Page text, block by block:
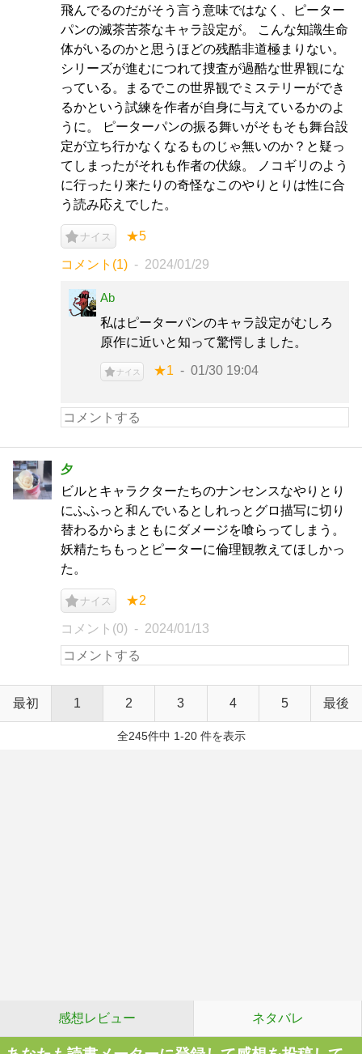
飛んでるのだがそう言う意味ではなく、ピーター
パンの滅茶苦茶なキャラ設定が。 こんな知識生命
体がいるのかと思うほどの残酷非道極まりない。
シリーズが進むにつれて捜査が過酷な世界観にな
っている。まるでこの世界観でミステリーができ
るかという試練を作者が自身に与えているかのよ
うに。 ピーターパンの振る舞いがそもそも舞台設
定が立ち行かなくなるものじゃ無いのか？と疑っ
てしまったがそれも作者の伏線。 ノコギリのよう
に行ったり来たりの奇怪なこのやりとりは性に合
う読み応えでした。
ナイス ★5
コメント(1) 2024/01/29
Ab
私はピーターパンのキャラ設定がむしろ
原作に近いと知って驚愕しました。
ナイス ★1 01/30 19:04
夕
ビルとキャラクターたちのナンセンスなやりとり
にふふっと和んでいるとしれっとグロ描写に切り
替わるからまともにダメージを喰らってしまう。
妖精たちもっとピーターに倫理観教えてほしかっ
た。
ナイス ★2
コメント(0) 2024/01/13
最初 1 2 3 4 5 最後
全245件中 1-20 件を表示
感想レビュー ネタバレ